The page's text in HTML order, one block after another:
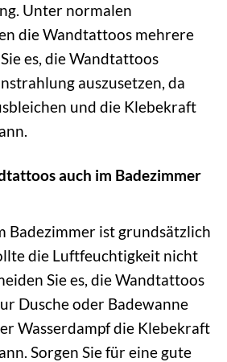
Unter normalen
die Wandtattoos mehrere
es, die Wandtattoos
auszusetzen, da
und die Klebekraft
auch im Badezimmer
Badezimmer ist grundsätzlich
die Luftfeuchtigkeit nicht
Sie es, die Wandtattoos
Dusche oder Badewanne
Wasserdampf die Klebekraft
Sorgen Sie für eine gute